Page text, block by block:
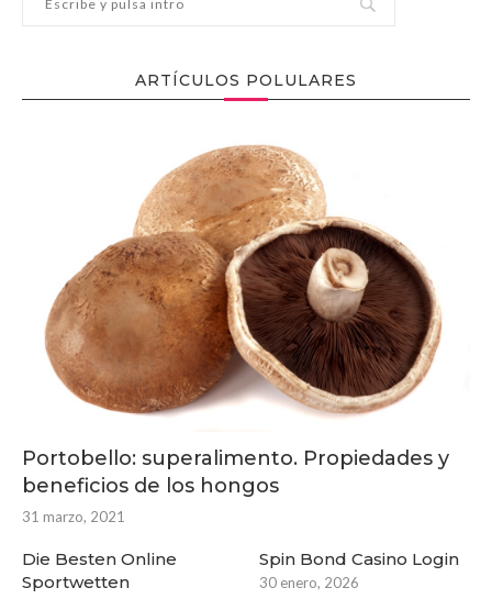
ARTÍCULOS POLULARES
Portobello: superalimento. Propiedades y
beneficios de los hongos
31 marzo, 2021
Die Besten Online
Sportwetten
Spin Bond Casino Login
30 enero, 2026